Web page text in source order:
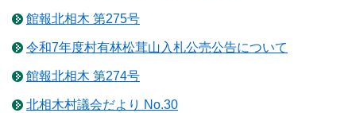
館報北相木 第275号
令和7年度村有林松茸山入札公売公告について
館報北相木 第274号
北相木村議会だより No.30